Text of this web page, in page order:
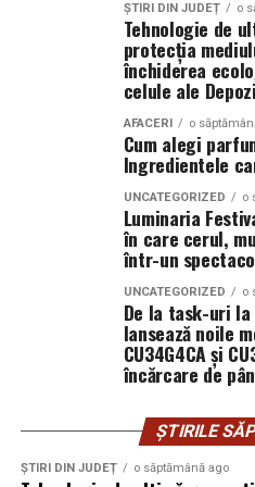
concursuri sunt disponibile
Facebook,
Adrian Pădurețu semnează
s-a ocupat Bogdan Ivanovici,
Miron, iar de costume
„În Pielea Mea”este un film
Producător asociat:
Producător: Claudiu Boboc
Producător executiv: Adela
Casting: ELEPHANT MEDIA
Prima diferență
simte
Aici, dacă mă întrebi pe
pluș, mai ales unul mare, te
piele, umplu spațiul dintre
senzația că strângi un nor
care a stat prea mult pe o
detergent și, poate, de parfum.
Un urs din catifea, în
suprafață mai continuă. Nu ai
independent, ci o textură
părea un pic mai rece la
secunde, devine la fel de cald,
ȘTIRI DIN JUDEȚ o
Tehnologie de
protecția
închiderea
celule ale
AFACERI o
Cum alegi
Ingredientele
UNCATEGORIZED o
Luminaria
în care cerul,
într-un
UNCATEGORIZED o
De la task-uri la
lansează noile
CU34G4CA și
încărcare de
ȘTIRILE
ȘTIRI DIN JUDEȚ o săptămână ago